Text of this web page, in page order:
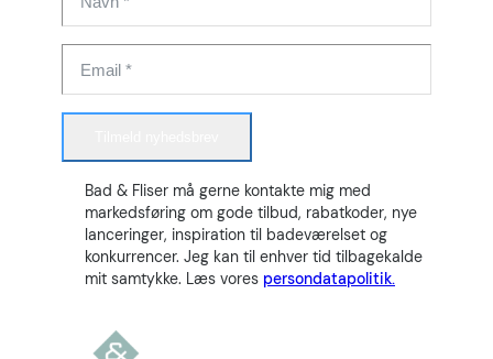
Bad & Fliser må gerne kontakte mig med
markedsføring om gode tilbud, rabatkoder, nye
lanceringer, inspiration til badeværelset og
konkurrencer. Jeg kan til enhver tid tilbagekalde
mit samtykke. Læs vores persondatapolitik.